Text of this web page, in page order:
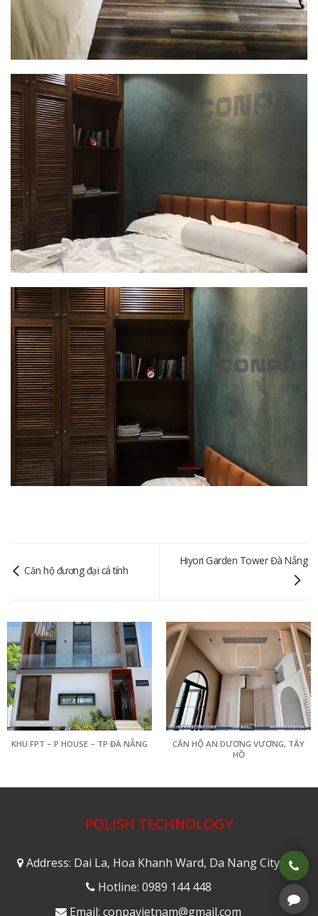
Căn hộ đương đại cá tính
Hiyori Garden Tower Đà Nẵng
KHU FPT – P HOUSE – TP ĐÀ NẴNG
CĂN HỘ AN DƯƠNG VƯƠNG, TÂY
HỒ
POLISH TECHNOLOGY
Address: Dai La, Hoa Khanh Ward, Da Nang City
Hotline: 0989 144 448
Email: conpavietnam@gmail.com